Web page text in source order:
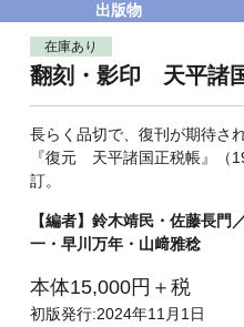
出版物
在庫あり
翻刻・影印 天平諸
長らく品切で、復刊が期待さ
『復元 天平諸国正税帳』（
訂。
【編者】鈴木靖民・佐藤長
一・早川万年・山﨑雅稔
本体15,000円＋税
初版発行:2024年11月1日